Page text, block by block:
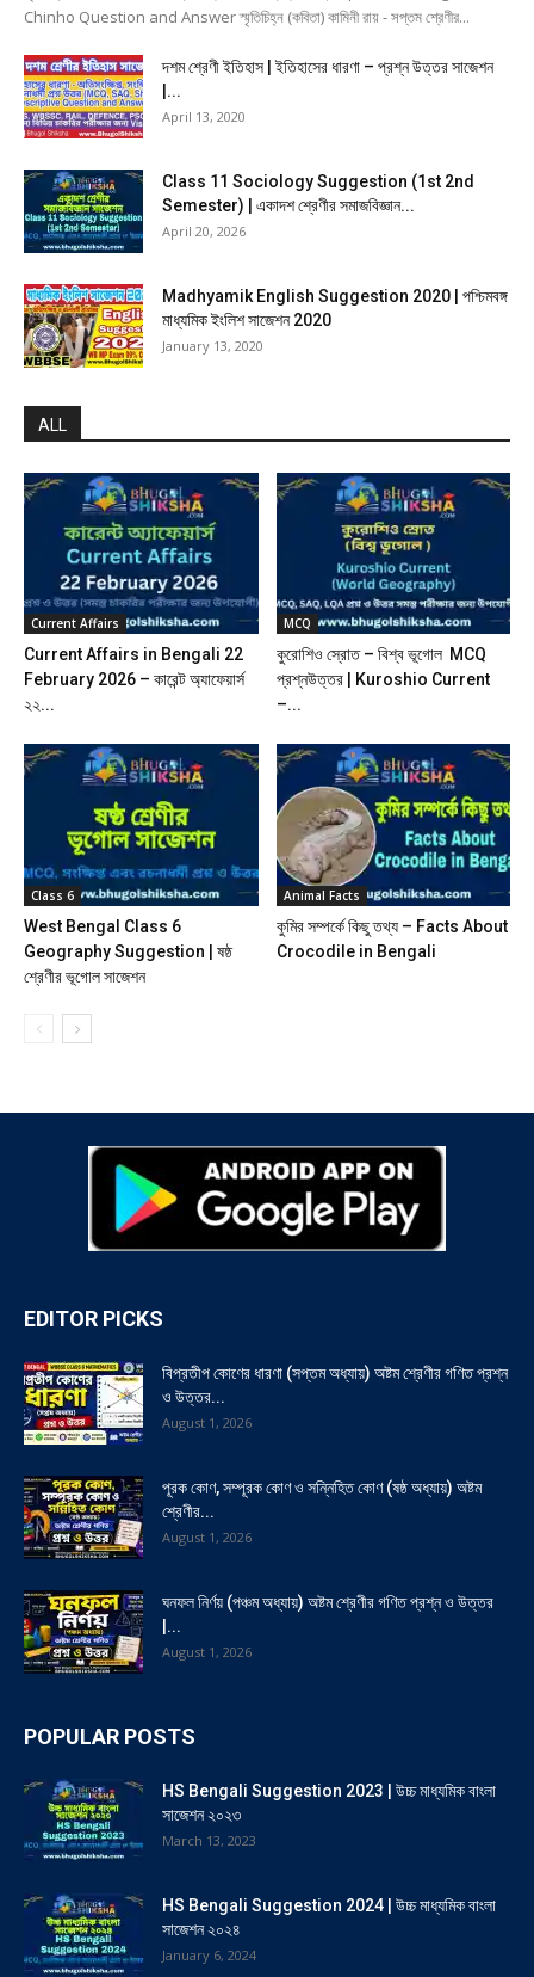
Chinho Question and Answer স্মৃতিচিহ্ন (কবিতা) কামিনী রায় - সপ্তম শ্রেণীর...
দশম শ্রেণী ইতিহাস | ইতিহাসের ধারণা – প্রশ্ন উত্তর সাজেশন
|...
April 13, 2020
Class 11 Sociology Suggestion (1st 2nd
Semester) | একাদশ শ্রেণীর সমাজবিজ্ঞান...
April 20, 2026
Madhyamik English Suggestion 2020 | পশ্চিমবঙ্গ
মাধ্যমিক ইংলিশ সাজেশন 2020
January 13, 2020
ALL
Current Affairs
Current Affairs in Bengali 22
February 2026 – কারেন্ট অ্যাফেয়ার্স
২২...
MCQ
কুরোশিও স্রোত – বিশ্ব ভূগোল MCQ
প্রশ্নউত্তর | Kuroshio Current
–...
Class 6
West Bengal Class 6
Geography Suggestion | ষষ্ঠ
শ্রেণীর ভূগোল সাজেশন
Animal Facts
কুমির সম্পর্কে কিছু তথ্য – Facts About
Crocodile in Bengali
EDITOR PICKS
বিপ্রতীপ কোণের ধারণা (সপ্তম অধ্যায়) অষ্টম শ্রেণীর গণিত প্রশ্ন
ও উত্তর...
August 1, 2026
পূরক কোণ, সম্পূরক কোণ ও সন্নিহিত কোণ (ষষ্ঠ অধ্যায়) অষ্টম
শ্রেণীর...
August 1, 2026
ঘনফল নির্ণয় (পঞ্চম অধ্যায়) অষ্টম শ্রেণীর গণিত প্রশ্ন ও উত্তর
|...
August 1, 2026
POPULAR POSTS
HS Bengali Suggestion 2023 | উচ্চ মাধ্যমিক বাংলা
সাজেশন ২০২৩
March 13, 2023
HS Bengali Suggestion 2024 | উচ্চ মাধ্যমিক বাংলা
সাজেশন ২০২৪
January 6, 2024